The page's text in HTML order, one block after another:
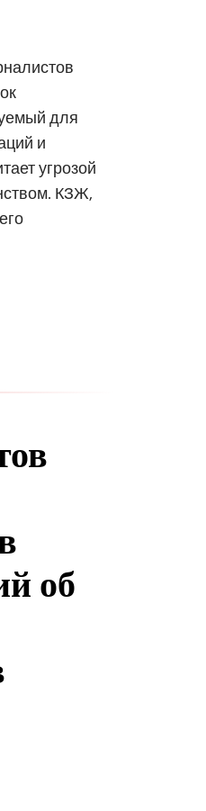
для
и
угрозой
КЗЖ,
об